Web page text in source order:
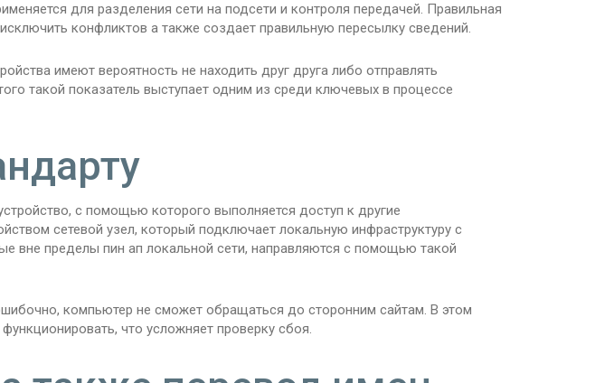
для разделения сети на подсети и контроля передачей. Правильная
конфликтов а также создает правильную пересылку сведений.
имеют вероятность не находить друг друга либо отправлять
такой показатель выступает одним из среди ключевых в процессе
с помощью которого выполняется доступ к другие
сетевой узел, который подключает локальную инфраструктуру с
вне пределы пин ап локальной сети, направляются с помощью такой
компьютер не сможет обращаться до сторонним сайтам. В этом
что усложняет проверку сбоя.